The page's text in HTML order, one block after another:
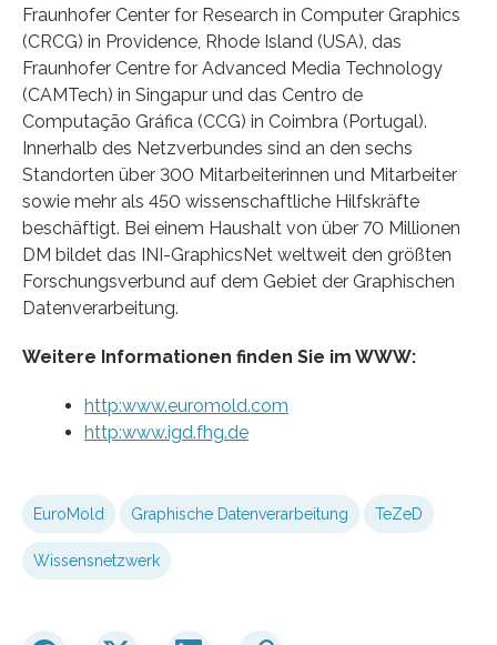
Fraunhofer Center for Research in Computer Graphics
(CRCG) in Providence, Rhode Island (USA), das
Fraunhofer Centre for Advanced Media Technology
(CAMTech) in Singapur und das Centro de
Computação Gráfica (CCG) in Coimbra (Portugal).
Innerhalb des Netzverbundes sind an den sechs
Standorten über 300 Mitarbeiterinnen und Mitarbeiter
sowie mehr als 450 wissenschaftliche Hilfskräfte
beschäftigt. Bei einem Haushalt von über 70 Millionen
DM bildet das INI-GraphicsNet weltweit den größten
Forschungsverbund auf dem Gebiet der Graphischen
Datenverarbeitung.
Weitere Informationen finden Sie im WWW:
http:www.euromold.com
http:www.igd.fhg.de
EuroMold Graphische Datenverarbeitung TeZeD
Wissensnetzwerk